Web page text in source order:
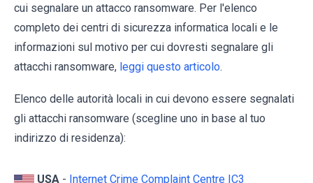
cui segnalare un attacco ransomware. Per l'elenco
completo dei centri di sicurezza informatica locali e le
informazioni sul motivo per cui dovresti segnalare gli
attacchi ransomware, leggi questo articolo.
Elenco delle autorità locali in cui devono essere segnalati
gli attacchi ransomware (scegline uno in base al tuo
indirizzo di residenza):
USA - Internet Crime Complaint Centre IC3